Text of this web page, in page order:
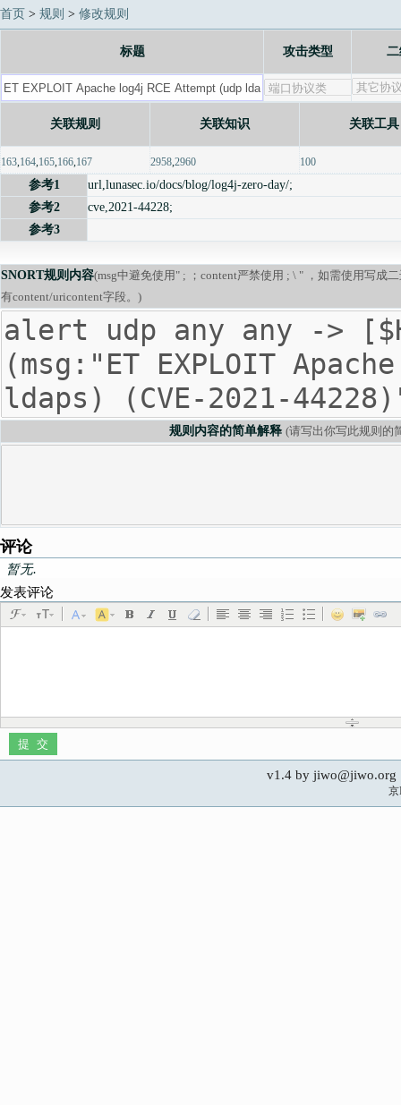
首页 > 规则 > 修改规则
标题 攻击类型
关联规则 关联知识 关联工具
163,164,165,166,167 2958,2960 100
参考1
url,lunasec.io/docs/blog/log4j-zero-day/;
参考2
cve,2021-44228;
参考3
SNORT规则内容(msg中避免使用" ; ；content严禁使用 ; \ " ，如需使用写成
有content/uricontent字段。)
规则内容的简单解释 (请写出你写此规则的
评论
暂无.
发表评论
v1.4 by
京